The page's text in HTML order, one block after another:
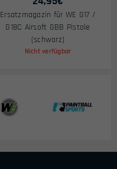
Ersatzmagazin für WE G17 /
G18C Airsoft GBB Pistole
(schwarz)
Nicht verfügbar